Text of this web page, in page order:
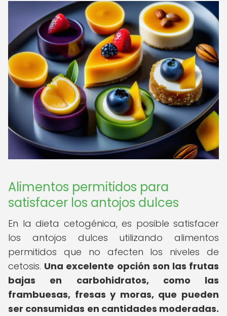
Alimentos permitidos para
satisfacer los antojos dulces
En la dieta cetogénica, es posible satisfacer
los antojos dulces utilizando alimentos
permitidos que no afecten los niveles de
cetosis. Una excelente opción son las frutas
bajas en carbohidratos, como las
frambuesas, fresas y moras, que pueden
ser consumidas en cantidades moderadas.